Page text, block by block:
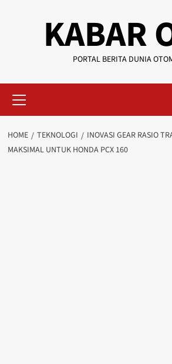
KABAR
PORTAL BERITA DUNIA
HOME TEKNOLOGI
INOVASI GEAR RASIO
MAKSIMAL UNTUK HONDA PCX 160